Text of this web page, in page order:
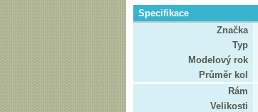
Specifikace
Značka
Typ
Modelový rok
Průměr kol
Rám
Velikosti